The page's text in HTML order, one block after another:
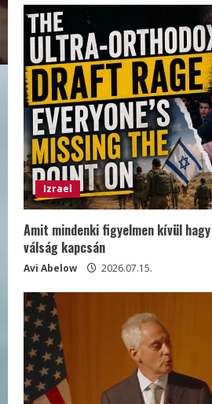
Izrael
Amit mindenki figyelmen kívül
válság kapcsán
Avi Abelow 2026.07.15.